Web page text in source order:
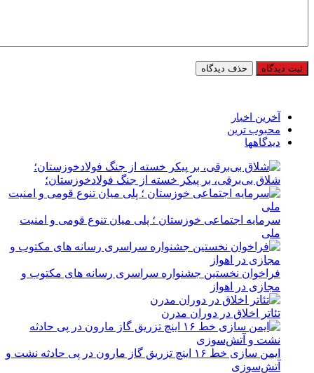
حذف دیدگاه
آخرین اخبار
محبوب ترین
دیدگاهها
شلاق‌ بی‌برقی، بر پیکر خسته‌ از جنگ فولادخوزستان؛
سرمایه اجتماعی خوزستان ؛ پلی میان تنوع قومی و امنیت
ملی
فراخوان نخستین جشنواره سراسری رسانه های مکتوب و
مجازی در اهواز
تئاتر اخلاق در دوران مدرن
ایمن سازی خط ۱۶ اینچ تزریق گاز مارون در پی حادثه نشت و
آتش‌سوزی